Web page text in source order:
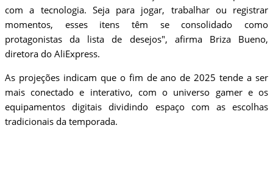
com a tecnologia. Seja para jogar, trabalhar ou registrar
momentos, esses itens têm se consolidado como
protagonistas da lista de desejos", afirma Briza Bueno,
diretora do AliExpress.
As projeções indicam que o fim de ano de 2025 tende a ser
mais conectado e interativo, com o universo gamer e os
equipamentos digitais dividindo espaço com as escolhas
tradicionais da temporada.